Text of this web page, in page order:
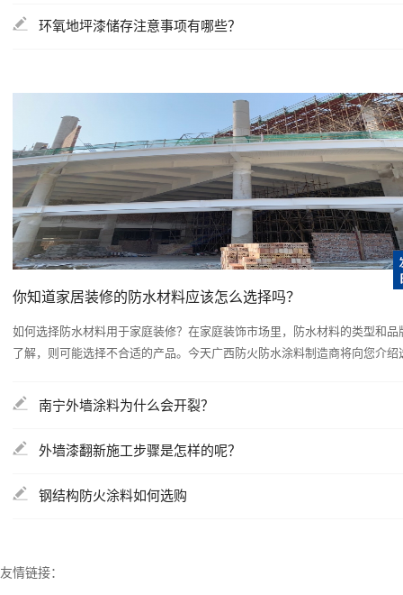
环氧地坪漆储存注意事项有哪些？
你知道家居装修的防水材料应该怎么选择吗？
如何选择防水材料用于家庭装修？在家庭装饰市场里，防水材料的类型和品
了解，则可能选择不合适的产品。今天广西防火防水涂料制造商将向您介绍
南宁外墙涂料为什么会开裂？
外墙漆翻新施工步骤是怎样的呢？
钢结构防火涂料如何选购
友情链接：